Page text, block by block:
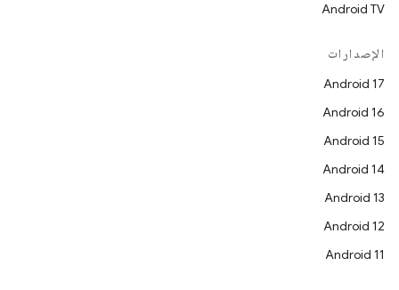
Android TV
الإصدارات
Android 17
Android 16
Android 15
Android 14
Android 13
Android 12
Android 11